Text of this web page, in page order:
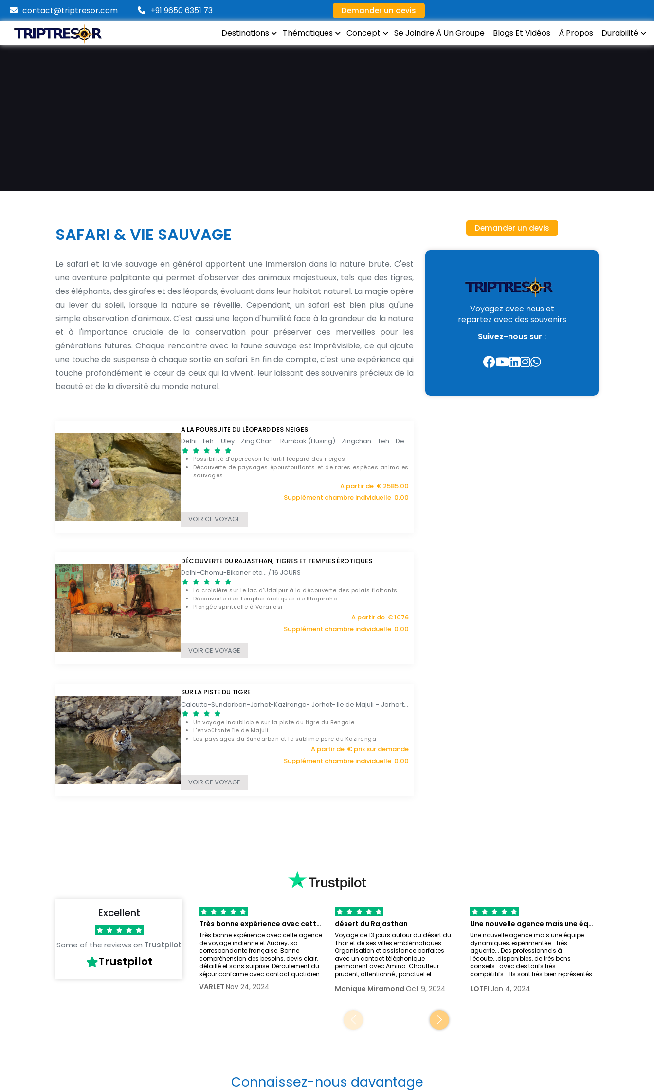
contact@triptresor.com +91 9650 6351 73 Demander un devis
Destinations Thématiques Concept Se Joindre À Un Groupe Blogs Et Vidéos À Propos Durabilité
SAFARI & VIE SAUVAGE
Le safari et la vie sauvage en général apportent une immersion dans la nature brute. C'est
une aventure palpitante qui permet d'observer des animaux majestueux, tels que des tigres,
des éléphants, des girafes et des léopards, évoluant dans leur habitat naturel. La magie opère
au lever du soleil, lorsque la nature se réveille. Cependant, un safari est bien plus qu'une
simple observation d'animaux. C'est aussi une leçon d'humilité face à la grandeur de la nature
et à l'importance cruciale de la conservation pour préserver ces merveilles pour les
générations futures. Chaque rencontre avec la faune sauvage est imprévisible, ce qui ajoute
une touche de suspense à chaque sortie en safari. En fin de compte, c'est une expérience qui
touche profondément le cœur de ceux qui la vivent, leur laissant des souvenirs précieux de la
beauté et de la diversité du monde naturel.
A LA POURSUITE DU LÉOPARD DES NEIGES
Delhi - Leh – Uley - Zing Chan – Rumbak (Husing) - Zingchan – Leh - Delhi / 16 JOURS
Possibilité d’apercevoir le furtif léopard des neiges
Découverte de paysages époustouflants et de rares espèces animales
sauvages
Rencontre avec les habitants locaux et visite d’une maison typique
A partir de € 2585.00
Supplément chambre individuelle 0.00
VOIR CE VOYAGE
DÉCOUVERTE DU RAJASTHAN, TIGRES ET TEMPLES ÉROTIQUES
Delhi-Chomu-Bikaner etc... / 16 JOURS
La croisière sur le lac d’Udaipur à la découverte des palais flottants
Découverte des temples érotiques de Khajuraho
Plongée spirituelle à Varanasi
A partir de € 1076
Supplément chambre individuelle 0.00
VOIR CE VOYAGE
SUR LA PISTE DU TIGRE
Calcutta-Sundarban-Jorhat-Kaziranga- Jorhat- Ile de Majuli – Jorhart – Calcutta / 14 JOURS
Un voyage inoubliable sur la piste du tigre du Bengale
L'envoûtante île de Majuli
Les paysages du Sundarban et le sublime parc du Kaziranga
A partir de € prix sur demande
Supplément chambre individuelle 0.00
VOIR CE VOYAGE
Demander un devis
Voyagez avec nous et
repartez avec des souvenirs
Suivez-nous sur :
Excellent
Some of the reviews on Trustpilot
Trustpilot
Très bonne expérience avec cette agence…
Très bonne expérience avec cette agence
de voyage indienne et Audrey, sa
correspondante française. Bonne
compréhension des besoins, devis clair,
détaillé et sans surprise. Déroulement du
séjour conforme avec contact quotidien
VARLET Nov 24, 2024
désert du Rajasthan
Voyage de 13 jours autour du désert du
Thar et de ses villes emblématiques.
Organisation et assistance parfaites
avec un contact téléphonique
permanent avec Amina. Chauffeur
prudent, attentionné , ponctuel et
sachant être dis
Monique Miramond Oct 9, 2024
Une nouvelle agence mais une équipe…
Une nouvelle agence mais une équipe
dynamiques, expérimentée ...très
aguerrie... Des professionnels à
l'écoute...disponibles, de très bons
conseils...avec des tarifs très
compétitifs... Ils sont très bien représentés
en Eur
LOTFI Jan 4, 2024
Connaissez-nous davantage